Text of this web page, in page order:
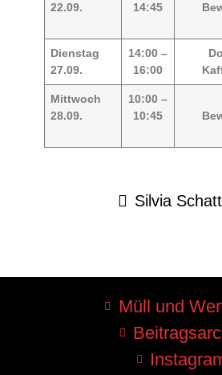
22.09.
14:45
Dienstag
27.09.
14:00 –
16:00
Mittwoch
28.09.
10:00 –
10:45
Silvia
Müll und